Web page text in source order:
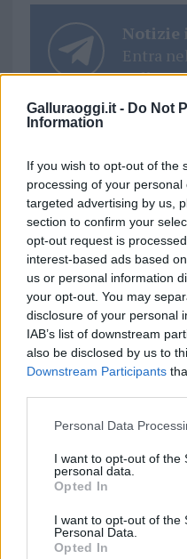
Galluraoggi.it - Do Not
Information
If you wish to opt-out of the
processing of your
targeted advertising by us,
section to confirm your
opt-out request is
interest-based ads based
us or personal information
your opt-out. You may
disclosure of your personal
IAB’s list of downstream
also be disclosed by us to
Downstream Participants
Please note that this
not limited to your visit or
grant or deny consent to
use your data for below
consent section.
Personal Data
I want to opt-out of the
personal data.
Opted In
I want to opt-out of the
Personal Data.
Opted In
Notizie
Entra
Ricevi le
da
Condividi l'articolo
F
a
ce
b
o
o
k
T
w
it
te
r
Pi
n
te
re
st
h
s
p
NOTIZIE RECENTI
Migliori